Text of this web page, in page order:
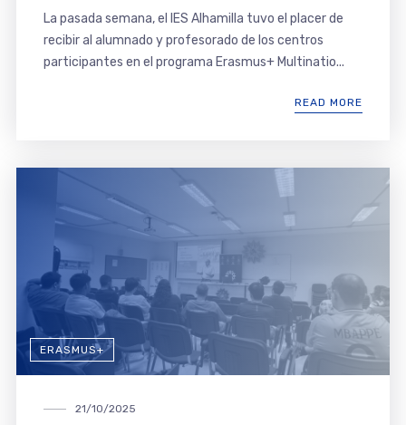
La pasada semana, el IES Alhamilla tuvo el placer de
recibir al alumnado y profesorado de los centros
participantes en el programa Erasmus+ Multinatio...
READ MORE
ERASMUS+
21/10/2025